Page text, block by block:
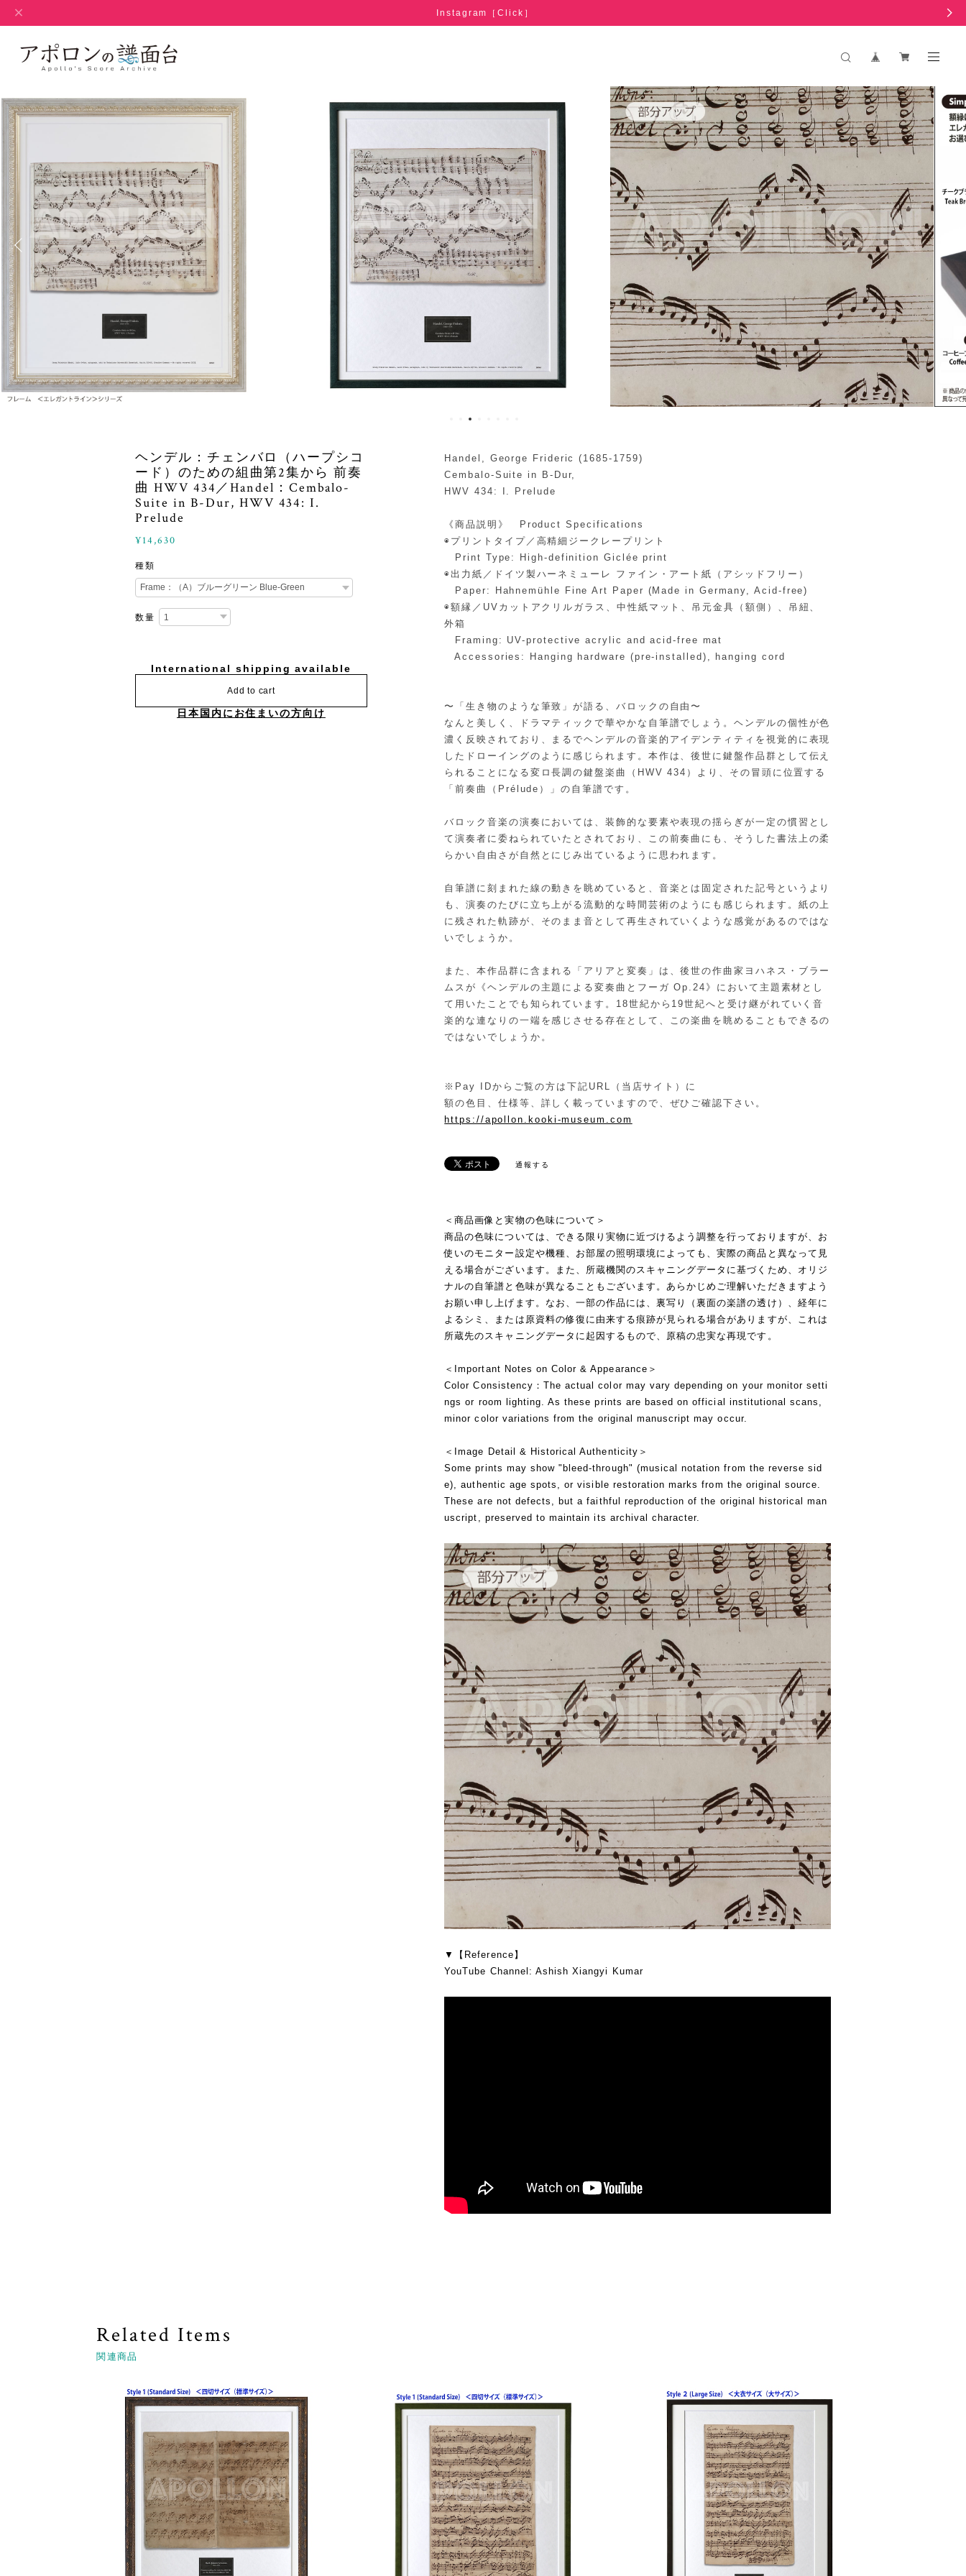
Instagram［Click］
ヘンデル：チェンバロ（ハープシコ
ード）のための組曲第2集から 前奏
曲 HWV 434／Handel：Cembalo-
Suite in B-Dur, HWV 434: I.
Prelude
¥14,630
種類
数量
International shipping available
Add to cart
日本国内にお住まいの方向け
Handel, George Frideric (1685-1759)
Cembalo-Suite in B-Dur,
HWV 434: I. Prelude
《商品説明》 Product Specifications
◉プリントタイプ／高精細ジークレープリント
Print Type: High-definition Giclée print
◉出力紙／ドイツ製ハーネミューレ ファイン・アート紙（アシッドフリー）
Paper: Hahnemühle Fine Art Paper (Made in Germany, Acid-free)
◉額縁／UVカットアクリルガラス、中性紙マット、吊元金具（額側）、吊紐、
外箱
Framing: UV-protective acrylic and acid-free mat
Accessories: Hanging hardware (pre-installed), hanging cord
〜「生き物のような筆致」が語る、バロックの自由〜
なんと美しく、ドラマティックで華やかな自筆譜でしょう。ヘンデルの個性が色
濃く反映されており、まるでヘンデルの音楽的アイデンティティを視覚的に表現
したドローイングのように感じられます。本作は、後世に鍵盤作品群として伝え
られることになる変ロ長調の鍵盤楽曲（HWV 434）より、その冒頭に位置する
「前奏曲（Prélude）」の自筆譜です。
バロック音楽の演奏においては、装飾的な要素や表現の揺らぎが一定の慣習とし
て演奏者に委ねられていたとされており、この前奏曲にも、そうした書法上の柔
らかい自由さが自然とにじみ出ているように思われます。
自筆譜に刻まれた線の動きを眺めていると、音楽とは固定された記号というより
も、演奏のたびに立ち上がる流動的な時間芸術のようにも感じられます。紙の上
に残された軌跡が、そのまま音として再生されていくような感覚があるのではな
いでしょうか。
また、本作品群に含まれる「アリアと変奏」は、後世の作曲家ヨハネス・ブラー
ムスが《ヘンデルの主題による変奏曲とフーガ Op.24》において主題素材とし
て用いたことでも知られています。18世紀から19世紀へと受け継がれていく音
楽的な連なりの一端を感じさせる存在として、この楽曲を眺めることもできるの
ではないでしょうか。
※Pay IDからご覧の方は下記URL（当店サイト）に
額の色目、仕様等、詳しく載っていますので、ぜひご確認下さい。
https://apollon.kooki-museum.com
通報する
＜商品画像と実物の色味について＞
商品の色味については、できる限り実物に近づけるよう調整を行っておりますが、お
使いのモニター設定や機種、お部屋の照明環境によっても、実際の商品と異なって見
える場合がございます。また、所蔵機関のスキャニングデータに基づくため、オリジ
ナルの自筆譜と色味が異なることもございます。あらかじめご理解いただきますよう
お願い申し上げます。なお、一部の作品には、裏写り（裏面の楽譜の透け）、経年に
よるシミ、または原資料の修復に由来する痕跡が見られる場合がありますが、これは
所蔵先のスキャニングデータに起因するもので、原稿の忠実な再現です。
＜Important Notes on Color & Appearance＞
Color Consistency：The actual color may vary depending on your monitor setti
ngs or room lighting. As these prints are based on official institutional scans,
minor color variations from the original manuscript may occur.
＜Image Detail & Historical Authenticity＞
Some prints may show "bleed-through" (musical notation from the reverse sid
e), authentic age spots, or visible restoration marks from the original source.
These are not defects, but a faithful reproduction of the original historical man
uscript, preserved to maintain its archival character.
▼【Reference】
YouTube Channel: Ashish Xiangyi Kumar
Related Items
関連商品